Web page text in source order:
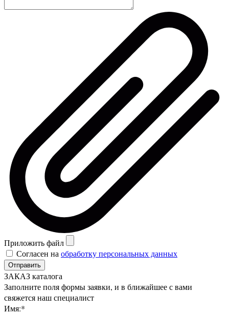
Приложить файл
Согласен на обработку персональных данных
Отправить
ЗАКАЗ каталога
Заполните поля формы заявки, и в ближайшее с вами
свяжется наш специалист
Имя:*